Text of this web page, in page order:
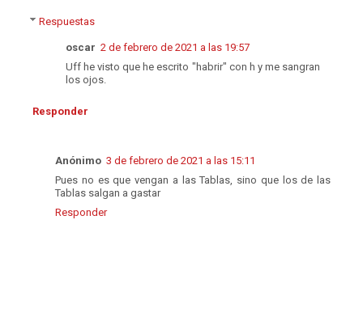
Respuestas
oscar 2 de febrero de 2021 a las 19:57
Uff he visto que he escrito "habrir" con h y me sangran
los ojos.
Responder
Anónimo 3 de febrero de 2021 a las 15:11
Pues no es que vengan a las Tablas, sino que los de las
Tablas salgan a gastar
Responder